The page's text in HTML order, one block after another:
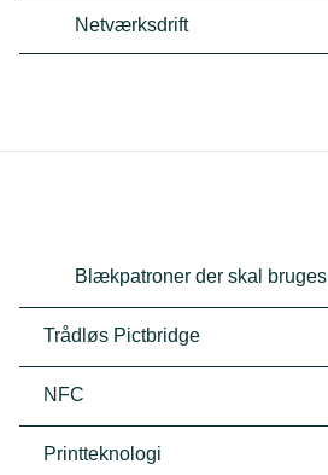
Netværksdrift
Blækpatroner der skal bruges
Trådløs Pictbridge
NFC
Printteknologi